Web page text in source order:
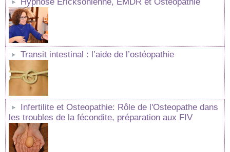
Transit intestinal : l’aide de l’ostéopathie
Infertilite et Osteopathie: Rôle de l'Osteopathe dans
les troubles de la fécondite, préparation aux FIV